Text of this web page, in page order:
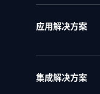
■ BPI流程挖
■ BPE流程引
■ 流程资产管
■ 流程运行和
应用解决方案
集成解决方案